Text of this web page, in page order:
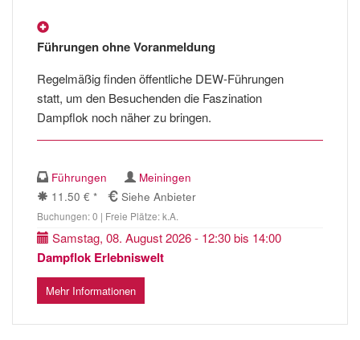
Führungen ohne Voranmeldung
Regelmäßig finden öffentliche DEW-Führungen
statt, um den Besuchenden die Faszination
Dampflok noch näher zu bringen.
Führungen
Meiningen
11.50 € *
Siehe Anbieter
Buchungen: 0 | Freie Plätze: k.A.
Samstag, 08. August 2026 - 12:30 bis 14:00
Dampflok Erlebniswelt
Mehr Informationen